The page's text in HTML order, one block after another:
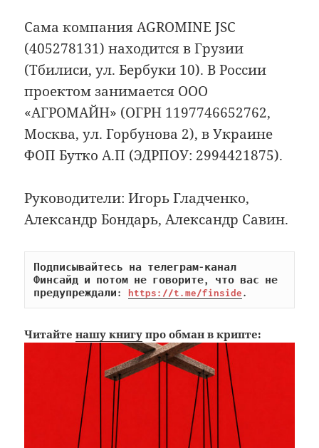
Сама компания AGROMINE JSC
(405278131) находится в Грузии
(Тбилиси, ул. Бербуки 10). В России
проектом занимается ООО
«АГРОМАЙН» (ОГРН 1197746652762,
Москва, ул. Горбунова 2), в Украине
ФОП Бутко А.П (ЭДРПОУ: 2994421875).
Руководители: Игорь Гладченко,
Александр Бондарь, Александр Савин.
Подписывайтесь на телеграм-канал
Финсайд и потом не говорите, что вас не
предупреждали: https://t.me/finside.
Читайтенашу книгу про обман в крипте: